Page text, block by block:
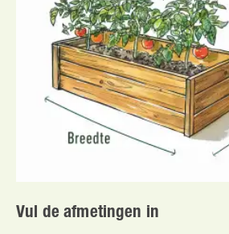
Vul de afmetingen in